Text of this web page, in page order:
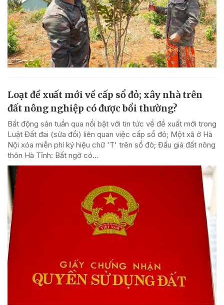
Loạt đề xuất mới về cấp sổ đỏ; xây nhà trên
đất nông nghiệp có được bổi thường?
Bất động sản tuần qua nổi bật với tin tức về đề xuất mới trong
Luật Đất đai (sửa đổi) liên quan việc cấp sổ đỏ; Một xã ở Hà
Nội xóa miễn phí ký hiệu chữ 'T' trên sổ đỏ; Đấu giá đất nông
thôn Hà Tĩnh: Bất ngờ có...